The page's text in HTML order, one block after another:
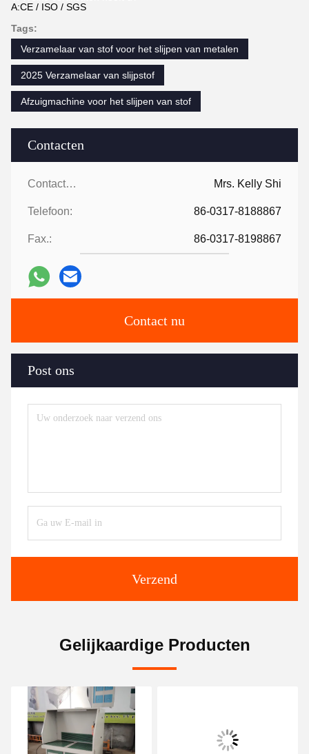
Contacten
Contacten: Mrs. Kelly Shi
Telefoon: 86-0317-8188867
Fax.: 86-0317-8198867
Contact nu
Post ons
Verzend
A:CE / ISO / SGS
Tags:
Verzamelaar van stof voor het slijpen van metalen
2025 Verzamelaar van slijpstof
Afzuigmachine voor het slijpen van stof
Gelijkaardige Producten